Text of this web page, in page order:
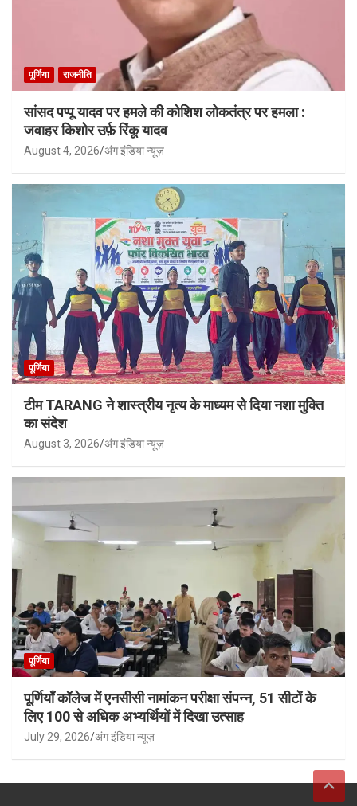
पूर्णिया राजनीति
सांसद पप्पू यादव पर हमले की कोशिश लोकतंत्र पर हमला :
जवाहर किशोर उर्फ़ रिंकू यादव
August 4, 2026 अंग इंडिया न्यूज़
पूर्णिया
टीम TARANG ने शास्त्रीय नृत्य के माध्यम से दिया नशा मुक्ति
का संदेश
August 3, 2026 अंग इंडिया न्यूज़
पूर्णिया
पूर्णियाँ कॉलेज में एनसीसी नामांकन परीक्षा संपन्न, 51 सीटों के
लिए 100 से अधिक अभ्यर्थियों में दिखा उत्साह
July 29, 2026 अंग इंडिया न्यूज़